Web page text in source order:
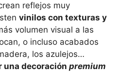
reflejos muy
vinilos con texturas y
volumen visual a las
o incluso acabados
los azulejos…
una decoración premium